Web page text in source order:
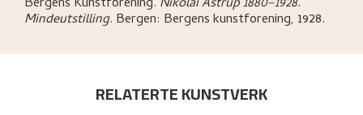
Mindeutstilling. Bergen: Bergens kunstforening, 1928.
RELATERTE KUNSTVERK